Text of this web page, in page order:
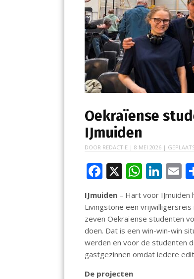
Oekraïense
IJmuiden
DOOR REDACTIE |8 MEI 2026 |
F
ac
e
b
o
o
k
X W
h
at
s
A
p
Li
n
k
e
dI
n
E
ai
l
IJmuiden – Hart voor
Livingstone een
zeven Oekraïense studenten
doen. Dat is een win-win-win
werden en voor de studenten
gastgezinnen omdat iedere
De projecten